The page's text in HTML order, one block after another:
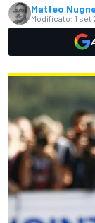
Matteo
Modificato: 1 set